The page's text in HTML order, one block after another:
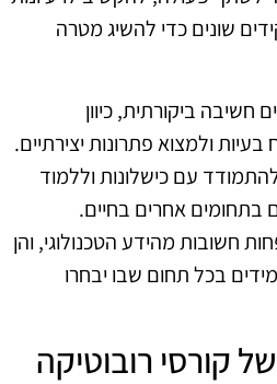
שונים כדי להשיג מטרה
חשיבה ביקורתית, כיוון
ולמצוא פתרונות יצירתיים.
עם כישלונות וללמוד
אחרים בחיים.
חשובות מהידע הטכנולוגי, והן
בכל תחום שבו יבחרו
קורסי רובוטיקה